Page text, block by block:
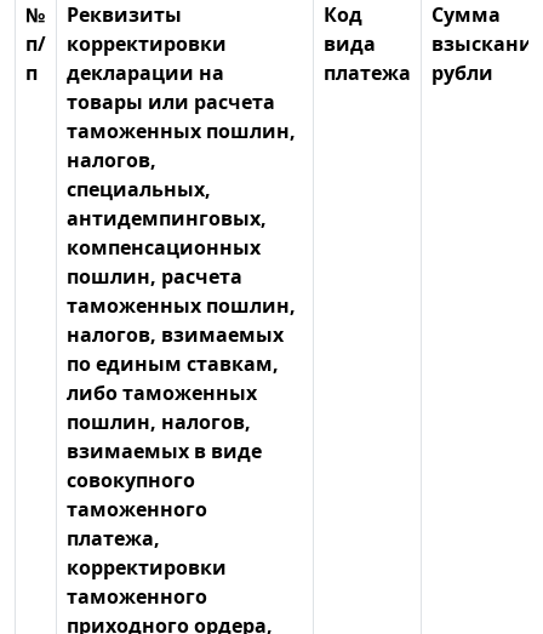
№
п/
п
Реквизиты
корректировки
декларации на
товары или расчета
таможенных пошлин,
налогов,
специальных,
антидемпинговых,
компенсационных
пошлин, расчета
таможенных пошлин,
налогов, взимаемых
по единым ставкам,
либо таможенных
пошлин, налогов,
взимаемых в виде
совокупного
таможенного
платежа,
корректировки
таможенного
приходного ордера,
Код
вида
платежа
Сумма
рубли